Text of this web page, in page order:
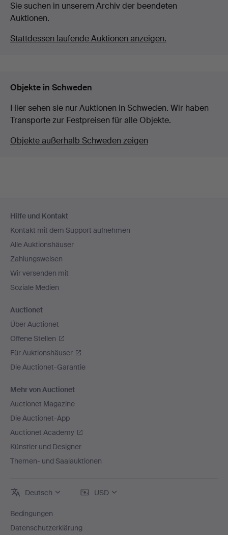
Sie suchen in unserem Archiv der beendeten
Auktionen.
Stattdessen laufende Auktionen anzeigen.
Objekte in Schweden
Hier sehen sie nur Auktionen in Schweden. Wir haben
Transporte zur Festpreisen für alle Objekte.
Objekte außerhalb Schweden zeigen
Navigation
Hilfe und Kontakt
Kontakt mit dem Support aufnehmen
Alle Auktionshäuser
Zahlungsweisen
Wir versenden mit
Soziale Medien
Auctionet
Über Auctionet
Offene Stellen
Für Auktionshäuser
Die Auctionet-Garantie
Mehr von Auctionet
Auctionet Magazine
Die Auctionet-App
Auctionet Academy
Künstler und Designer
Themen- und Saalauktionen
Deutsch USD
Bedingungen
Datenschutzerklärung